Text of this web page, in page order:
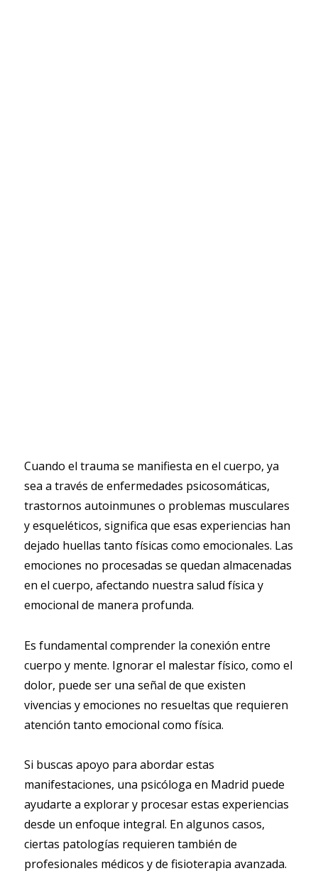
Cuando el trauma se manifiesta en el cuerpo, ya
sea a través de enfermedades psicosomáticas,
trastornos autoinmunes o problemas musculares
y esqueléticos, significa que esas experiencias han
dejado huellas tanto físicas como emocionales. Las
emociones no procesadas se quedan almacenadas
en el cuerpo, afectando nuestra salud física y
emocional de manera profunda.
Es fundamental comprender la conexión entre
cuerpo y mente. Ignorar el malestar físico, como el
dolor, puede ser una señal de que existen
vivencias y emociones no resueltas que requieren
atención tanto emocional como física.
Si buscas apoyo para abordar estas
manifestaciones, una psicóloga en Madrid puede
ayudarte a explorar y procesar estas experiencias
desde un enfoque integral. En algunos casos,
ciertas patologías requieren también de
profesionales médicos y de fisioterapia avanzada.